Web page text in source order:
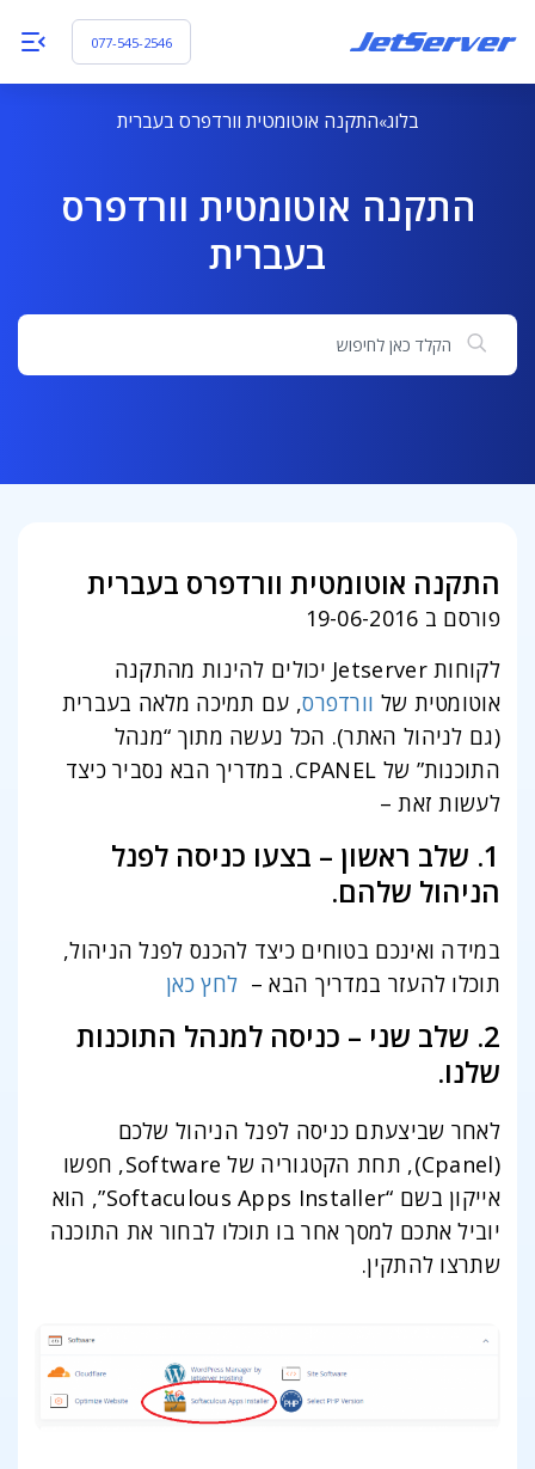
077-545-2546
בלוג התקנה אוטומטית וורדפרס בעברית
התקנה אוטומטית וורדפרס
בעברית
חיפוש
התקנה אוטומטית וורדפרס בעברית
פורסם ב 19-06-2016
לקוחות Jetserver יכולים להינות מהתקנה
אוטומטית של וורדפרס, עם תמיכה מלאה בעברית
(גם לניהול האתר). הכל נעשה מתוך “מנהל
התוכנות” של CPANEL. במדריך הבא נסביר כיצד
לעשות זאת –
1. שלב ראשון – בצעו כניסה לפנל
הניהול שלהם.
במידה ואינכם בטוחים כיצד להכנס לפנל הניהול,
תוכלו להעזר במדריך הבא – לחץ כאן
2. שלב שני – כניסה למנהל התוכנות
שלנו.
לאחר שביצעתם כניסה לפנל הניהול שלכם
(Cpanel), תחת הקטגוריה של Software, חפשו
אייקון בשם “Softaculous Apps Installer”, הוא
יוביל אתכם למסך אחר בו תוכלו לבחור את התוכנה
שתרצו להתקין.